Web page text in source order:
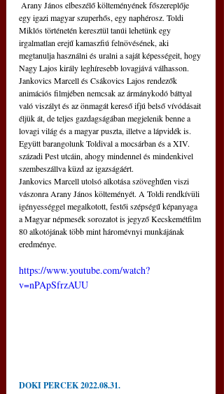
egy igazi magyar szuperhős, egy naphérosz. Toldi
Miklós történetén keresztül tanúi lehetünk egy
irgalmatlan erejű kamaszfiú felnövésének, aki
megtanulja használni és uralni a saját képességeit, hogy
Nagy Lajos király leghíresebb lovagjává válhasson.
Jankovics Marcell és Csákovics Lajos rendezők
animációs filmjében nemcsak az ármánykodó báttyal
való viszályt és az önmagát kereső ifjú belső vívódásait
éljük át, de teljes gazdagságában megjelenik benne a
lovagi világ és a magyar puszta, illetve a lápvidék is.
Együtt barangolunk Toldival a mocsárban és a XIV.
századi Pest utcáin, ahogy mindennel és mindenkivel
szembeszállva küzd az igazságáért.
Jankovics Marcell utolsó alkotása szöveghűen viszi
vászonra Arany János költeményét. A Toldi rendkívüli
igényességgel megalkotott, festői szépségű képanyaga
a Magyar népmesék sorozatot is jegyző Kecskemétfilm
80 alkotójának több mint háromévnyi munkájának
eredménye.
https://www.youtube.com/watch?
v=nPApSfrzAUU
DOKI PERCEK 2022.08.31.